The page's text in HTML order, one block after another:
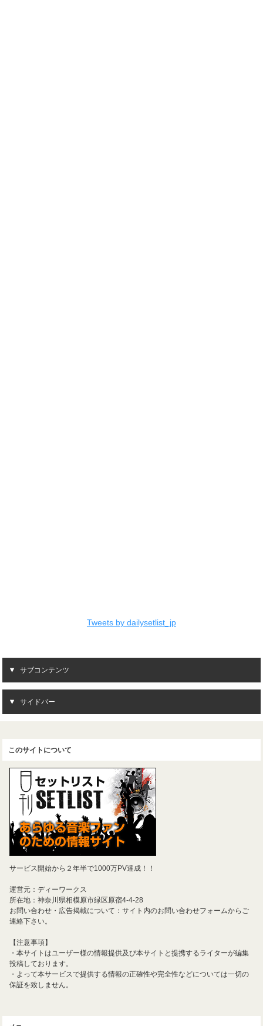
Tweets by dailysetlist_jp
サブコンテンツ
サイドバー
このサイトについて
サービス開始から２年半で1000万PV達成！！
運営元：ディーワークス
所在地：神奈川県相模原市緑区原宿4-4-28
お問い合わせ・広告掲載について：サイト内のお問い合わせフォームからご
連絡下さい。
【注意事項】
・本サイトはユーザー様の情報提供及び本サイトと提携するライターが編集
投稿しております。
・よって本サービスで提供する情報の正確性や完全性などについては一切の
保証を致しません。